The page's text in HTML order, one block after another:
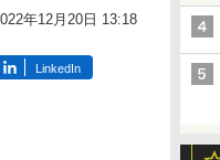
年12月20日 13:18
LinkedIn